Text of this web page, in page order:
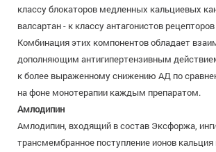
классу блокаторов медленных кальциевых
валсартан - к классу антагонистов
Комбинация этих компонентов обладает
дополняющим антигипертензивным
к более выраженному снижению АД по
на фоне монотерапии каждым препаратом.
Амлодипин
Амлодипин, входящий в состав Эксфоржа,
трансмембранное поступление ионов кальция